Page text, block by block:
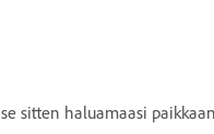
sitten haluamaasi